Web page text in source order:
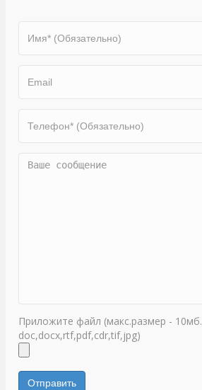
Приложите файл (макс.размер - 10мб.
doc,docx,rtf,pdf,cdr,tif,jpg)